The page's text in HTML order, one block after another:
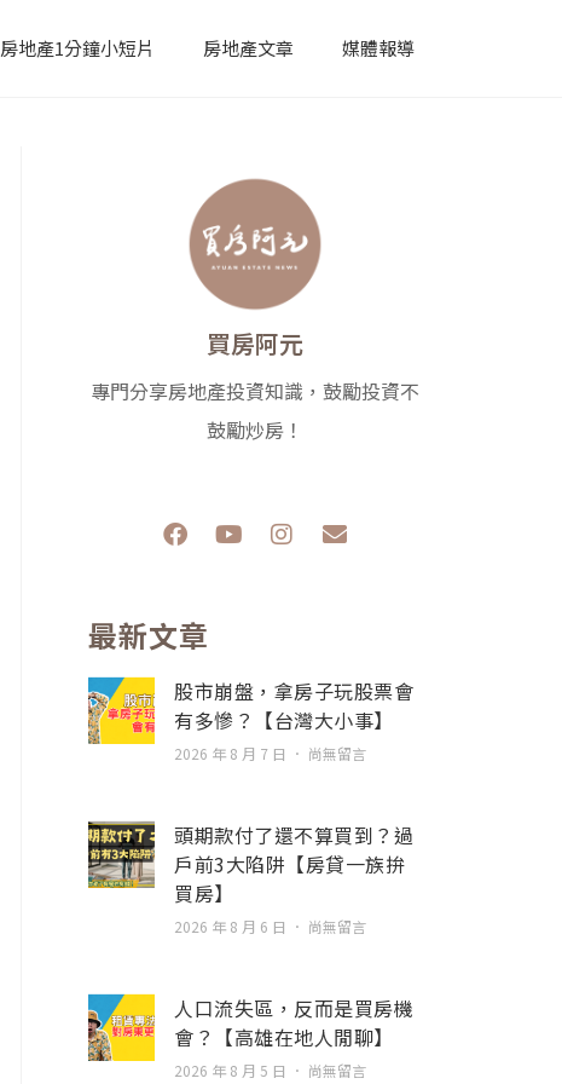
房地產1分鐘小短片 房地產文章 媒體報導
買房阿元
專門分享房地產投資知識，鼓勵投資不
鼓勵炒房！
F
a
b
o
o
k
Y
o
e
I
n
r
a
m
E
n
p
e
最新文章
股市崩盤，拿房子玩股票會
有多慘？【台灣大小事】
2026 年 8 月 7 日 尚無留言
頭期款付了還不算買到？過
戶前3大陷阱【房貸一族拚
買房】
2026 年 8 月 6 日 尚無留言
人口流失區，反而是買房機
會？【高雄在地人閒聊】
2026 年 8 月 5 日 尚無留言